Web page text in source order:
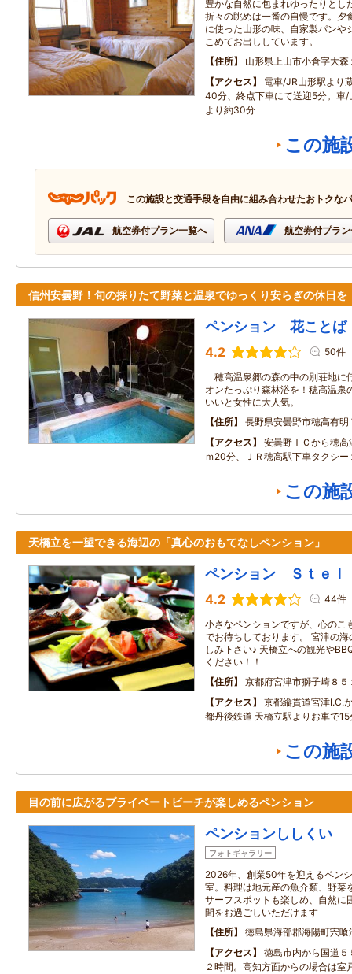
豊かな自然に包まれゆったりとし
折々の眺めは一番の自慢です。夕
に使った山形の味、自家製パンや
こめてお出ししています。
住所
山形県上山市小倉字大森
アクセス
電車/JR山形駅より
40分、終点下車にて送迎5分。車/
より約30分
この施
この施設と交通手段を自由に組み合わせたおトクな
航空券付プラン一覧へ 航空券付プラ
信州安曇野！旬の採りたて野菜と温泉でゆっくり安らぎの休日を
ペンション 花ことば
4.2 50件
穂高温泉郷の森の中の別荘地に
オンたっぷり森林浴を！穂高温泉
いいと女性に大人気。
住所
長野県安曇野市穂高有明
アクセス
安曇野ＩＣから穂
ｍ20分、ＪＲ穂高駅下車タクシー
この施
天橋立を一望できる海辺の「真心のおもてなしペンション」
ペンション Ｓｔｅｌ
4.2 44件
小さなペンションですが、心のこ
でお待ちしております。 宮津の
しみ下さい♪ 天橋立への観光や
ください！！
住所
京都府宮津市獅子崎８５
アクセス
京都縦貫道宮津I.C.
都丹後鉄道 天橋立駅よりお車で15
この施
目の前に広がるプライベートビーチが楽しめるペンション
ペンションししくい
フォトギャラリー
2026年、創業50年を迎えるペン
室。料理は地元産の魚介類、野菜
サーフスポットも楽しめ、自然に
間をお過ごしいただけます
住所
徳島県海部郡海陽町宍
アクセス
徳島市内から国道
２時間。高知方面からの場合は室